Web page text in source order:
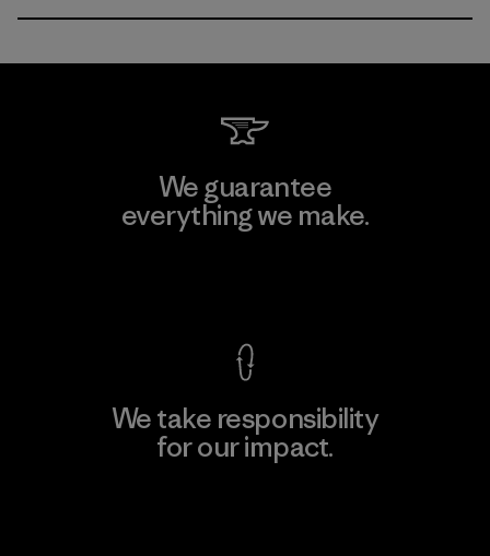
We guarantee
everything we make.
We take responsibility
for our impact.